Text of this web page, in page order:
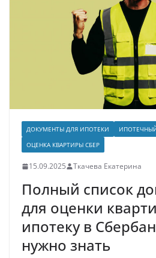
ДОКУМЕНТЫ ДЛЯ ИПОТЕКИ
ОЦЕНКА КВАРТИРЫ СБЕР
15.09.2025 Ткачева Екатерина
Полный список
для оценки
ипотеку в
нужно знать